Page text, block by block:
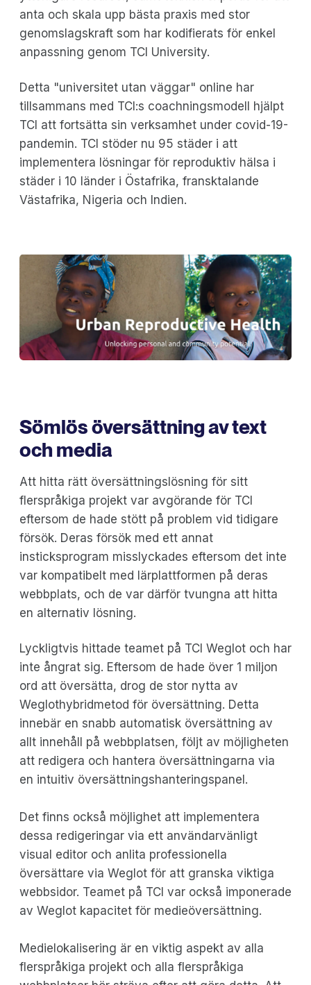
anta och skala upp bästa praxis med stor
genomslagskraft som har kodifierats för enkel
anpassning genom TCI University.
Detta "universitet utan väggar" online har
tillsammans med TCI:s coachningsmodell hjälpt
TCI att fortsätta sin verksamhet under covid-19-
pandemin. TCI stöder nu 95 städer i att
implementera lösningar för reproduktiv hälsa i
städer i 10 länder i Östafrika, fransktalande
Västafrika, Nigeria och Indien.
Sömlös översättning av text
och media
Att hitta rätt översättningslösning för sitt
flerspråkiga projekt var avgörande för TCI
eftersom de hade stött på problem vid tidigare
försök. Deras försök med ett annat
insticksprogram misslyckades eftersom det inte
var kompatibelt med lärplattformen på deras
webbplats, och de var därför tvungna att hitta
en alternativ lösning.
Lyckligtvis hittade teamet på TCI Weglot och har
inte ångrat sig. Eftersom de hade över 1 miljon
ord att översätta, drog de stor nytta av
Weglothybridmetod för översättning. Detta
innebär en snabb automatisk översättning av
allt innehåll på webbplatsen, följt av möjligheten
att redigera och hantera översättningarna via
en intuitiv översättningshanteringspanel.
Det finns också möjlighet att implementera
dessa redigeringar via ett användarvänligt
visual editor och anlita professionella
översättare via Weglot för att granska viktiga
webbsidor. Teamet på TCI var också imponerade
av Weglot kapacitet för medieöversättning.
Medielokalisering är en viktig aspekt av alla
flerspråkiga projekt och alla flerspråkiga